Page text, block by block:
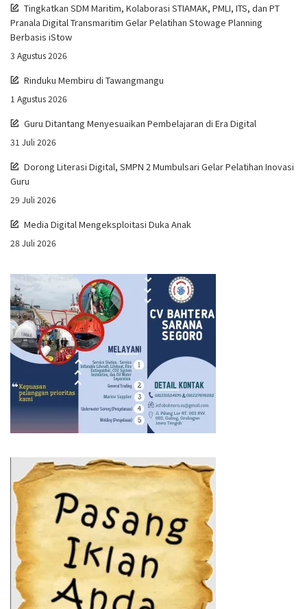
Tingkatkan SDM Maritim, Kolaborasi STIAMAK, PMLI, ITS, dan PT
Pranala Digital Transmaritim Gelar Pelatihan Stowage Planning
Berbasis iStow
3 Agustus 2026
Rinduku Membiru di Tawangmangu
1 Agustus 2026
Guru Ditantang Menyesuaikan Pembelajaran di Era Digital
31 Juli 2026
Dorong Literasi Digital, SMPN 2 Mumbulsari Gelar Pelatihan Inovasi
Guru
29 Juli 2026
Media Digital Mengeksploitasi Duka Anak
28 Juli 2026